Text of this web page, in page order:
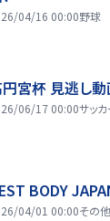
04/16 00:00野球
宮杯 見逃し動
06/17 00:00サッ
BODY
04/01 00:00その